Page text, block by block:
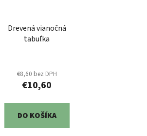
Drevená vianočná
tabuľka
€8,60 bez DPH
€10,60
DO KOŠÍKA